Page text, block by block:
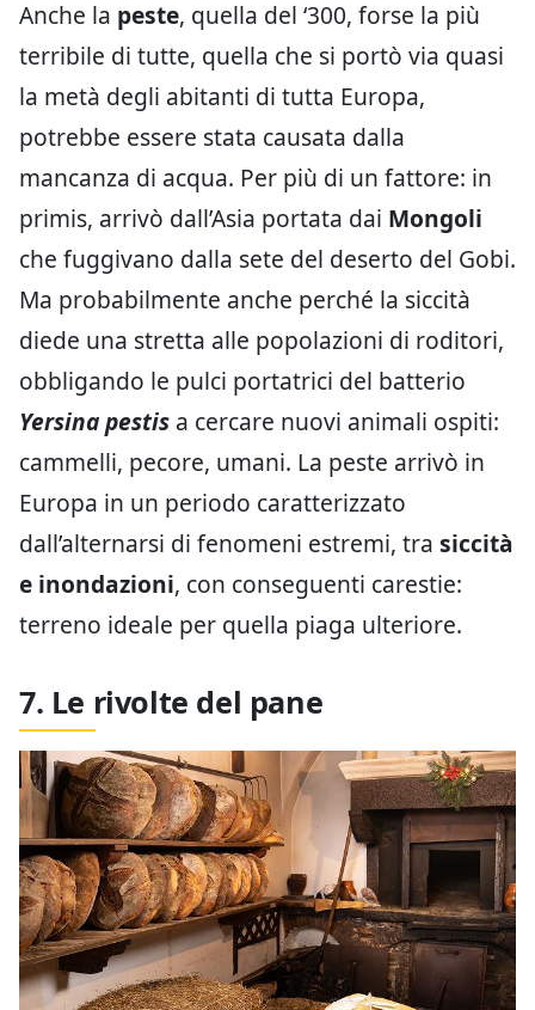
Anche la peste, quella del ‘300, forse la più
terribile di tutte, quella che si portò via quasi
la metà degli abitanti di tutta Europa,
potrebbe essere stata causata dalla
mancanza di acqua. Per più di un fattore: in
primis, arrivò dall’Asia portata dai Mongoli
che fuggivano dalla sete del deserto del Gobi.
Ma probabilmente anche perché la siccità
diede una stretta alle popolazioni di roditori,
obbligando le pulci portatrici del batterio
Yersina pestis a cercare nuovi animali ospiti:
cammelli, pecore, umani. La peste arrivò in
Europa in un periodo caratterizzato
dall’alternarsi di fenomeni estremi, tra siccità
e inondazioni, con conseguenti carestie:
terreno ideale per quella piaga ulteriore.
7. Le rivolte del pane